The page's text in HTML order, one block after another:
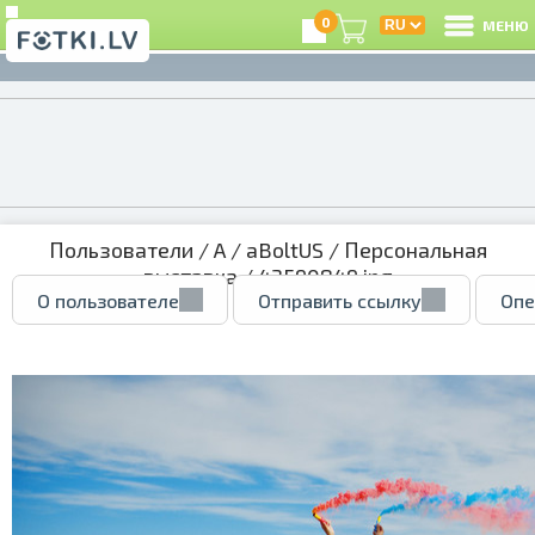
0 МЕНЮ
Пользователи /A/ aBoltUS / Персональная
выставка/ 43590849.jpg
О пользователе Отправить ссылку